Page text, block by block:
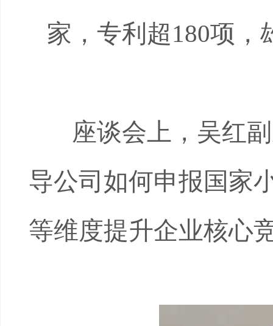
家，专利超180项，
座谈会上，吴红副
导公司如何申报国家
等维度提升企业核心